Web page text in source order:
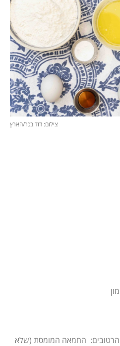
צילום: דוד בכר/הארץ
הרטובים: החמאה המומסת (שלא